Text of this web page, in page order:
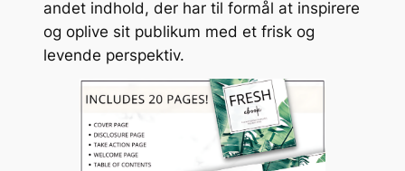
andet indhold, der har til formål at inspirere
og oplive sit publikum med et frisk og
levende perspektiv.